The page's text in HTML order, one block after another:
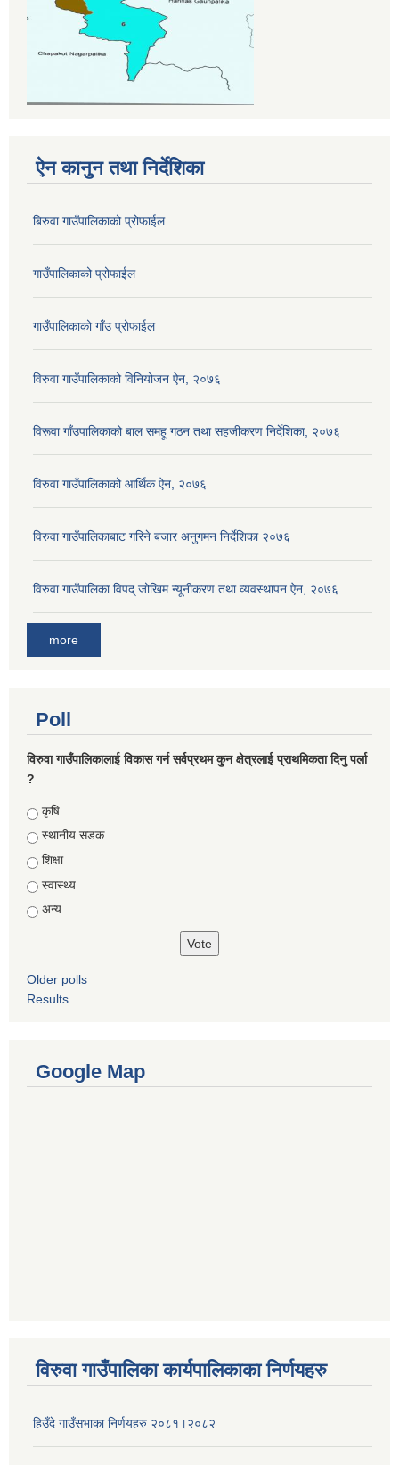
ऐन कानुन तथा निर्देशिका
बिरुवा गाउँपालिकाको प्रोफाईल
गाउँपालिकाको प्रोफाईल
गाउँपालिकाको गाँउ प्रोफाईल
विरुवा गाउँपालिकाको विनियोजन ऐन, २०७६
विरूवा गाँउपालिकाको बाल समहू गठन तथा सहजीकरण निर्देशिका, २०७६
विरुवा गाउँपालिकाको आर्थिक ऐन, २०७६
विरुवा गाउँपालिकाबाट गरिने बजार अनुगमन निर्देशिका २०७६
विरुवा गाउँपालिका विपद् जोखिम न्यूनीकरण तथा व्यवस्थापन ऐन, २०७६
more
Poll
विरुवा गाउँपालिकालाई विकास गर्न सर्वप्रथम कुन क्षेत्रलाई प्राथमिकता दिनु पर्ला
?
Choices
कृषि
स्थानीय सडक
शिक्षा
स्वास्थ्य
अन्य
Older polls
Results
Google Map
विरुवा गाउँपालिका कार्यपालिकाका निर्णयहरु
हिउँदे गाउँसभाका निर्णयहरु २०८१।२०८२